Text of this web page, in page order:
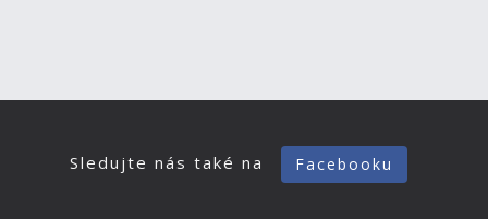
Sledujte nás také na Facebooku